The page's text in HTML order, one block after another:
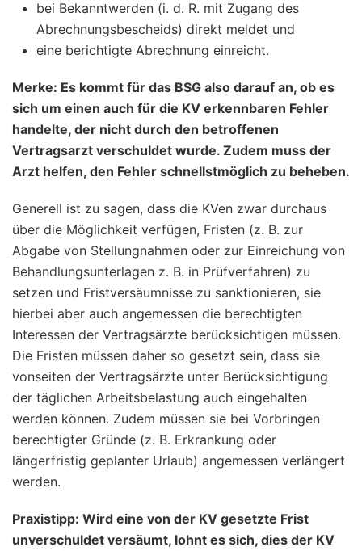
bei Bekanntwerden (i. d. R. mit Zugang des
Abrechnungsbescheids) direkt meldet und
eine berichtigte Abrechnung einreicht.
Merke: Es kommt für das BSG also darauf an, ob es
sich um einen auch für die KV erkennbaren Fehler
handelte, der nicht durch den betroffenen
Vertragsarzt verschuldet wurde. Zudem muss der
Arzt helfen, den Fehler schnellstmöglich zu beheben.
Generell ist zu sagen, dass die KVen zwar durchaus
über die Möglichkeit verfügen, Fristen (z. B. zur
Abgabe von Stellungnahmen oder zur Einreichung von
Behandlungsunterlagen z. B. in Prüfverfahren) zu
setzen und Fristversäumnisse zu sanktionieren, sie
hierbei aber auch angemessen die berechtigten
Interessen der Vertragsärzte berücksichtigen müssen.
Die Fristen müssen daher so gesetzt sein, dass sie
vonseiten der Vertragsärzte unter Berücksichtigung
der täglichen Arbeitsbelastung auch eingehalten
werden können. Zudem müssen sie bei Vorbringen
berechtigter Gründe (z. B. Erkrankung oder
längerfristig geplanter Urlaub) angemessen verlängert
werden.
Praxistipp: Wird eine von der KV gesetzte Frist
unverschuldet versäumt, lohnt es sich, dies der KV